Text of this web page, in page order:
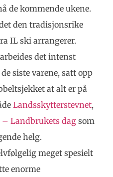
de kommende ukene.
den tradisjonsrike
IL ski arrangerer.
det intenst
siste varene, satt opp
at alt er på
Landsskytterstevnet,
Landbrukets dag som
helg.
meget spesielt
enorme